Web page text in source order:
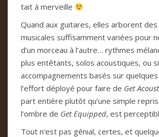
tait à mer­veille
Quand aux gui­ta­res, elles arbo­rent des
musi­ca­les suf­fi­sam­ment variées pour
d’un mor­ceau à l’autre… ryth­mes
plus entê­tants, solos acous­ti­ques, ou
accom­pa­gne­ments basés sur
l’effort déployé pour faire de Get
part entière plu­tôt qu’une sim­ple
l’ombre de Get Equip­ped, est
Tout n’est pas génial, cer­tes, et